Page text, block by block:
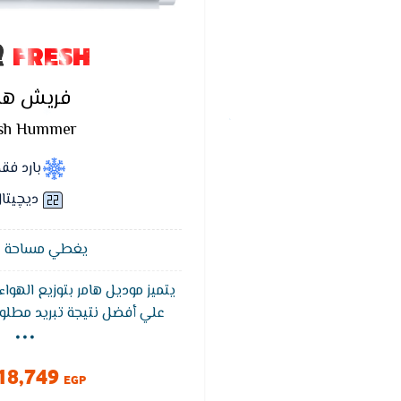
FRESH
فريش
Hummer
بارد
يغطي مساحة 12 متر²
يتميز موديل هامر بتوزيع
علي أفضل نتيجة تبريد
فريش هامر
التشغيل التلقائى يقوم
تلقائيا عند عودة التيار
...
EGP